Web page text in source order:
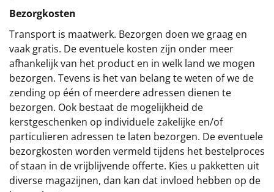
Bezorgkosten
Transport is maatwerk. Bezorgen doen we graag en
vaak gratis. De eventuele kosten zijn onder meer
afhankelijk van het product en in welk land we mogen
bezorgen. Tevens is het van belang te weten of we de
zending op één of meerdere adressen dienen te
bezorgen. Ook bestaat de mogelijkheid de
kerstgeschenken op individuele zakelijke en/of
particulieren adressen te laten bezorgen. De eventuele
bezorgkosten worden vermeld tijdens het bestelproces
of staan in de vrijblijvende offerte. Kies u pakketten uit
diverse magazijnen, dan kan dat invloed hebben op de